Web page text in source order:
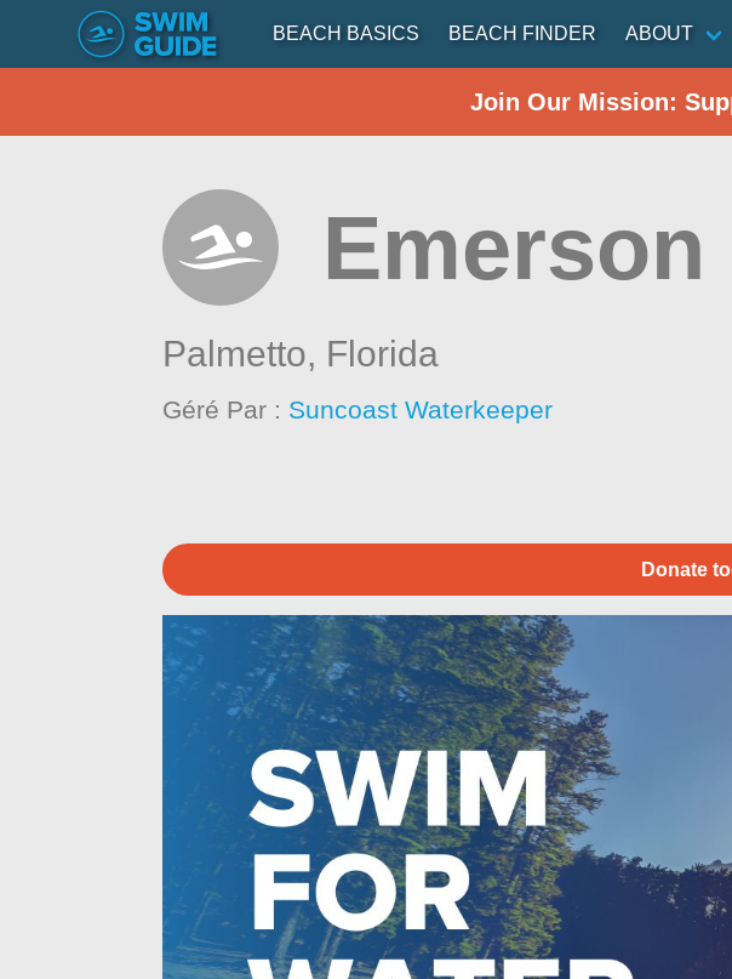
BEACH BASICS BEACH FINDER ABOUT
Join Our Mission:
Palmetto, Florida
Géré Par : Suncoast Waterkeeper
Donate